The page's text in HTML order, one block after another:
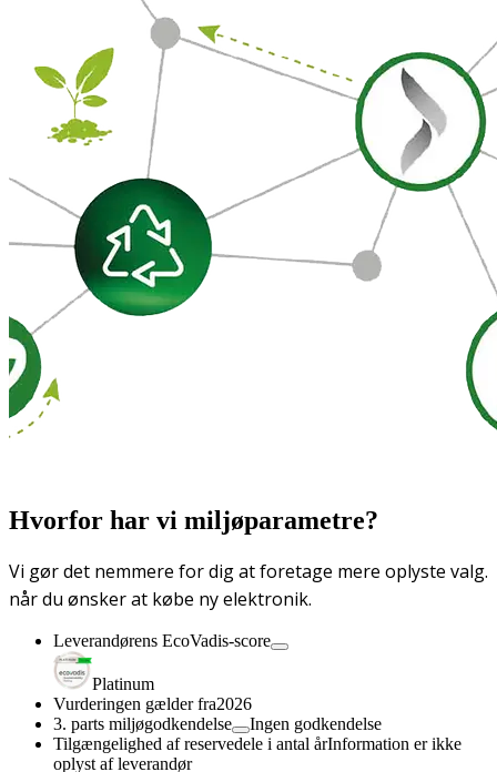
Hvorfor har vi miljøparametre?
Vi gør det nemmere for dig at foretage mere oplyste valg.
når du ønsker at købe ny elektronik.
Leverandørens EcoVadis-score
Platinum
Vurderingen gælder fra2026
3. parts miljøgodkendelse
Ingen godkendelse
Tilgængelighed af reservedele i antal årInformation er ikke
oplyst af leverandør